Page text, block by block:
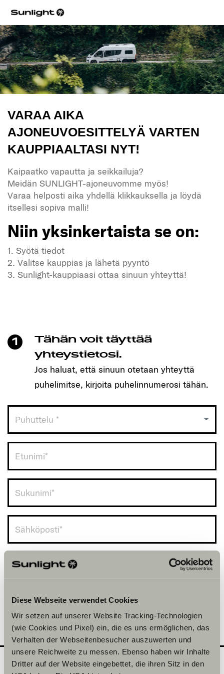
Diese Webseite verwendet Cookies
Wir setzen auf unserer Website Tracking-Technologien
(wie Cookies und Pixel) ein, die es uns ermöglichen, das
Verhalten der Webseitenbesucher auszuwerten und
unsere Reichweite zu messen. Ebenso haben wir Inhalte
Dritter auf der Website eingebettet, die ihren Sitz in den
VARAA AIKA
AJONEUVOESITTELYÄ VARTEN
KAUPPIAALTASI NYT!
Kaipaatko vapautta ja seikkailuja?
Meidän SUNLIGHT-ajoneuvomme myös!
Varaa helposti aika yhdellä klikkauksella ja löydä
itsellesi sopiva malli!
Niin yksinkertaista se on:
1. Syötä tiedot
2. Valitse kauppias ja lähetä pyyntö
3. Sunlight-kauppiaasi ottaa sinuun yhteyttä!
Niin yksinkertaista se on:
1. Syötä tiedot
2. Valitse kauppias ja lähetä pyyntö
1
Tähän voit täyttää
yhteystietosi.
Jos haluat, että sinuun otetaan yhteyttä
puhelimitse, kirjoita puhelinnumerosi tähän.
Puhuttelu *
Finland (+358)